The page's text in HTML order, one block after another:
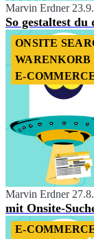
Marvin Erdner
So gestaltest
ONSITE
WARENKORB
E-
Marvin Erdner
mit Onsite-
E-